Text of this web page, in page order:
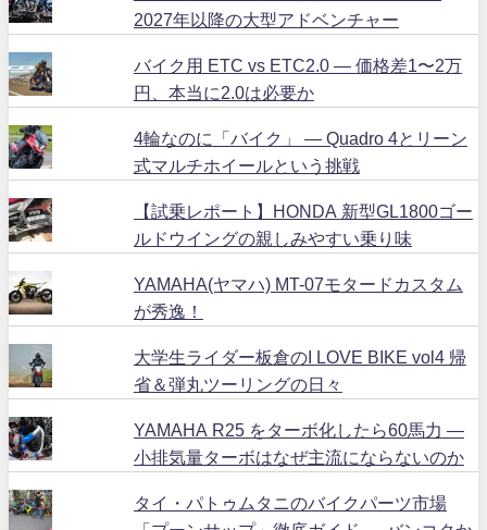
2027年以降の大型アドベンチャー
バイク用 ETC vs ETC2.0 ― 価格差1〜2万
円、本当に2.0は必要か
4輪なのに「バイク」 ― Quadro 4とリーン
式マルチホイールという挑戦
【試乗レポート】HONDA 新型GL1800ゴー
ルドウイングの親しみやすい乗り味
YAMAHA(ヤマハ) MT-07モタードカスタム
が秀逸！
大学生ライダー板倉のI LOVE BIKE vol4 帰
省＆弾丸ツーリングの日々
YAMAHA R25 をターボ化したら60馬力 ―
小排気量ターボはなぜ主流にならないのか
タイ・パトゥムタニのバイクパーツ市場